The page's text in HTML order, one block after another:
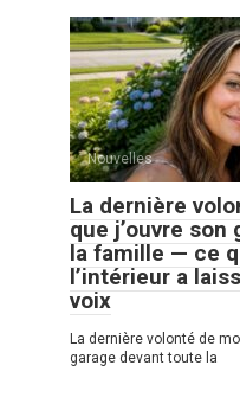
Nouvelles
La dernière
que j’ouvre
la famille — ce
l’intérieur a
voix
La dernière volonté de
garage devant toute la